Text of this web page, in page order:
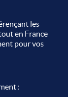
les
en France
pour vos
: